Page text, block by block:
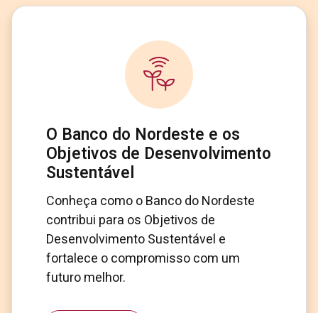
O Banco do Nordeste e os
Objetivos de Desenvolvimento
Sustentável
Conheça como o Banco do Nordeste
contribui para os Objetivos de
Desenvolvimento Sustentável e
fortalece o compromisso com um
futuro melhor.